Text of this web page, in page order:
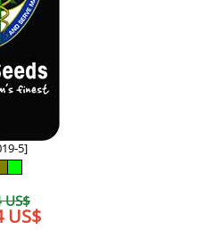
5]
US$
US$